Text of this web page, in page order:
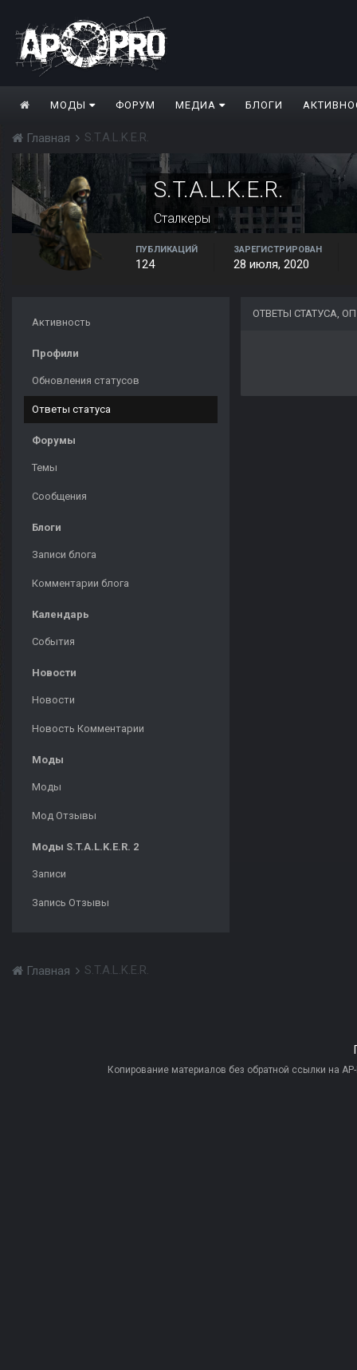
МОДЫ ФОРУМ МЕДИА БЛОГИ
Главная S.T.A.L.K.E.R.
S.T.A.L.K.E.R.
Сталкеры
ПУБЛИКАЦИЙ
124
ЗАРЕГИСТРИРОВАН
28 июля, 2020
Активность
Профили
Обновления статусов
Ответы статуса
Форумы
Темы
Сообщения
Блоги
Записи блога
Комментарии блога
Календарь
События
Новости
Новости
Новость Комментарии
Моды
Моды
Мод Отзывы
Моды S.T.A.L.K.E.R. 2
Записи
Запись Отзывы
ОТВЕТЫ СТАТУСА,
Главная S.T.A.L.K.E.R.
Копирование материалов без обратной ссылки на